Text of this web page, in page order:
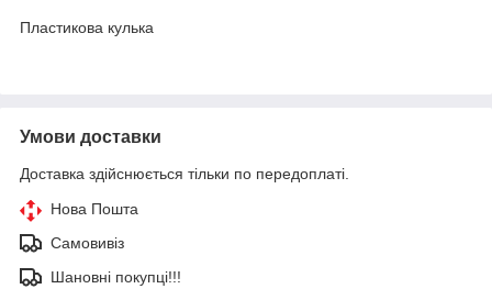
Пластикова кулька
Умови доставки
Доставка здійснюється тільки по передоплаті.
Нова Пошта
Самовивіз
Шановні покупці!!!